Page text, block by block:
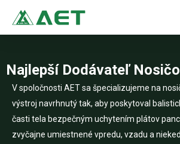
obsah
Najlepší Dodávateľ
V spoločnosti AET sa špecializujeme na
výstroj navrhnutý tak, aby poskytoval
časti tela bezpečným uchytením plátov
zvyčajne umiestnené vpredu, vzadu a